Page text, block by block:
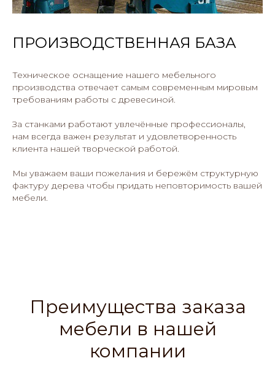
ПРОИЗВОДСТВЕННАЯ БАЗА
Техническое оснащение нашего мебельного
производства отвечает самым современным мировым
требованиям работы с древесиной.
За станками работают увлечённые профессионалы,
нам всегда важен результат и удовлетворенность
клиента нашей творческой работой.
Мы уважаем ваши пожелания и бережём структурную
фактуру дерева чтобы придать неповторимость вашей
мебели.
Преимущества заказа
мебели в нашей
компании